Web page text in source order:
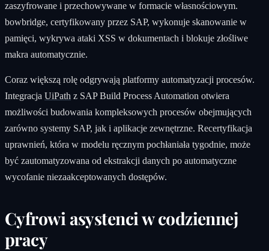
zaszyfrowane i przechowywane w formacie własnościowym.
bowbridge, certyfikowany przez SAP, wykonuje skanowanie w
pamięci, wykrywa ataki XSS w dokumentach i blokuje złośliwe
makra automatycznie.
Coraz większą rolę odgrywają platformy automatyzacji procesów.
Integracja UiPath z SAP Build Process Automation otwiera
możliwości budowania kompleksowych procesów obejmujących
zarówno systemy SAP, jak i aplikacje zewnętrzne. Recertyfikacja
uprawnień, która w modelu ręcznym pochłaniała tygodnie, może
być zautomatyzowana od ekstrakcji danych po automatyczne
wycofanie niezaakceptowanych dostępów.
Cyfrowi asystenci w codziennej
pracy